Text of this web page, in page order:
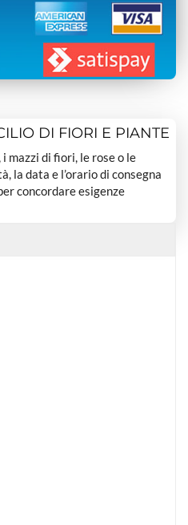
DI FIORI E PIANTE
mazzi di fiori, le rose o le
la data e l’orario di consegna
concordare esigenze